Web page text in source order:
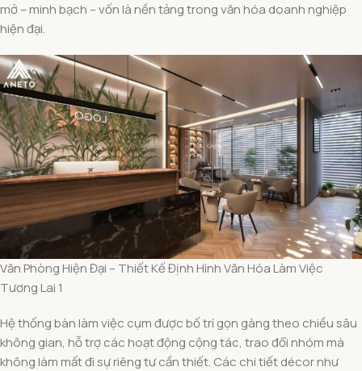
mở – minh bạch – vốn là nền tảng trong văn hóa doanh nghiệp
hiện đại.
Văn Phòng Hiện Đại – Thiết Kế Định Hình Văn Hóa Làm Việc
Tương Lai 1
Hệ thống bàn làm việc cụm được bố trí gọn gàng theo chiều sâu
không gian, hỗ trợ các hoạt động cộng tác, trao đổi nhóm mà
không làm mất đi sự riêng tư cần thiết. Các chi tiết décor như